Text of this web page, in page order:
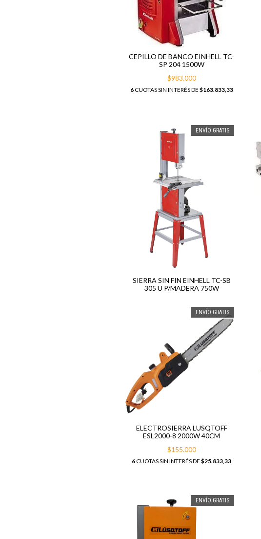
CEPILLO DE BANCO EINHELL TC-
SP 204 1500W
$983.000
6CUOTAS SIN INTERÉS DE $163.833,33
ENVÍO GRATIS
SIERRA SIN FIN EINHELL TC-SB
305 U P/MADERA 750W
ENVÍO GRATIS
ELECTROSIERRA LUSQTOFF
ESL2000-8 2000W 40CM
$155.000
6CUOTAS SIN INTERÉS DE$25.833,33
ENVÍO GRATIS